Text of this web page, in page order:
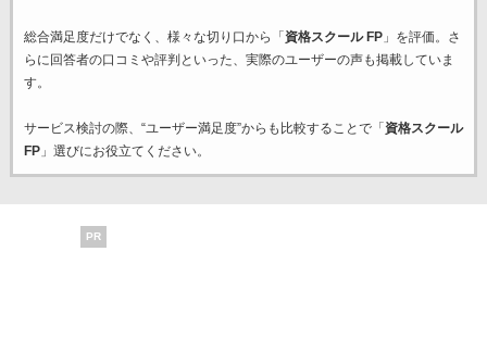
総合満足度だけでなく、様々な切り口から「 資格スクール FP」を評価。さ
らに回答者の口コミや評判といった、実際のユーザーの声も掲載していま
す。
サービス検討の際、“ユーザー満足度”からも比較することで「 資格スクール
FP」選びにお役立てください。
PR